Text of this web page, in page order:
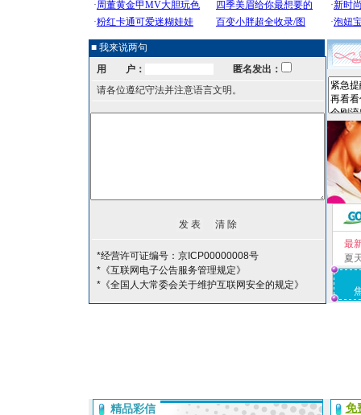
■ 我来说两句
用 户：
匿名发出：
请各位遵纪守法并注意语言文明。
*经营许可证编号：京ICP00000008号
*《互联网电子公告服务管理规定》
*《全国人大常委会关于维护互联网安全的规定》
最
夏